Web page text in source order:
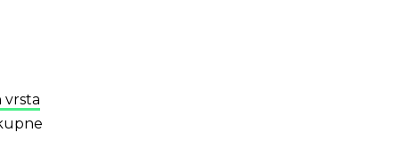
vrsta